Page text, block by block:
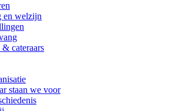
en welzijn
cateraars
staan we voor